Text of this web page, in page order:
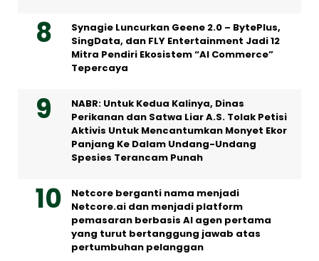
Synagie Luncurkan Geene 2.0 – BytePlus,
SingData, dan FLY Entertainment Jadi 12
Mitra Pendiri Ekosistem “AI Commerce”
Tepercaya
NABR: Untuk Kedua Kalinya, Dinas
Perikanan dan Satwa Liar A.S. Tolak Petisi
Aktivis Untuk Mencantumkan Monyet Ekor
Panjang Ke Dalam Undang-Undang
Spesies Terancam Punah
Netcore berganti nama menjadi
Netcore.ai dan menjadi platform
pemasaran berbasis AI agen pertama
yang turut bertanggung jawab atas
pertumbuhan pelanggan